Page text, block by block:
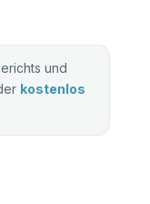
und
kostenlos